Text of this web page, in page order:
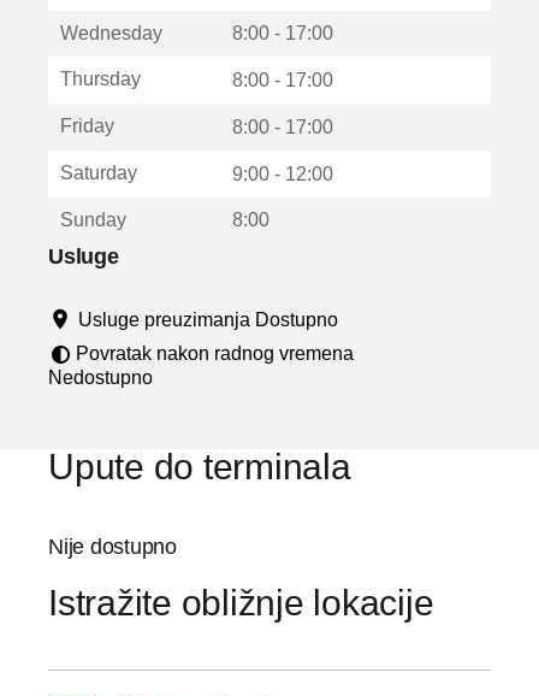
u
u
Wednesday 8:00 - 17:00
Thursday 8:00 - 17:00
Friday 8:00 - 17:00
Saturday 9:00 - 12:00
Sunday 8:00
Usluge
Usluge preuzimanja Dostupno
Povratak nakon radnog vremena
Nedostupno
Upute do terminala
Nije dostupno
Istražite obližnje lokacije